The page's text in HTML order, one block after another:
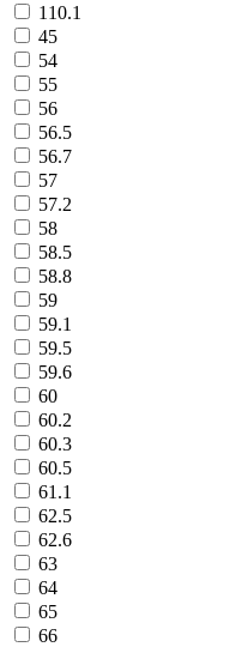
110.1
45
54
55
56
56.5
56.7
57
57.2
58
58.5
58.8
59
59.1
59.5
59.6
60
60.2
60.3
60.5
61.1
62.5
62.6
63
64
65
66